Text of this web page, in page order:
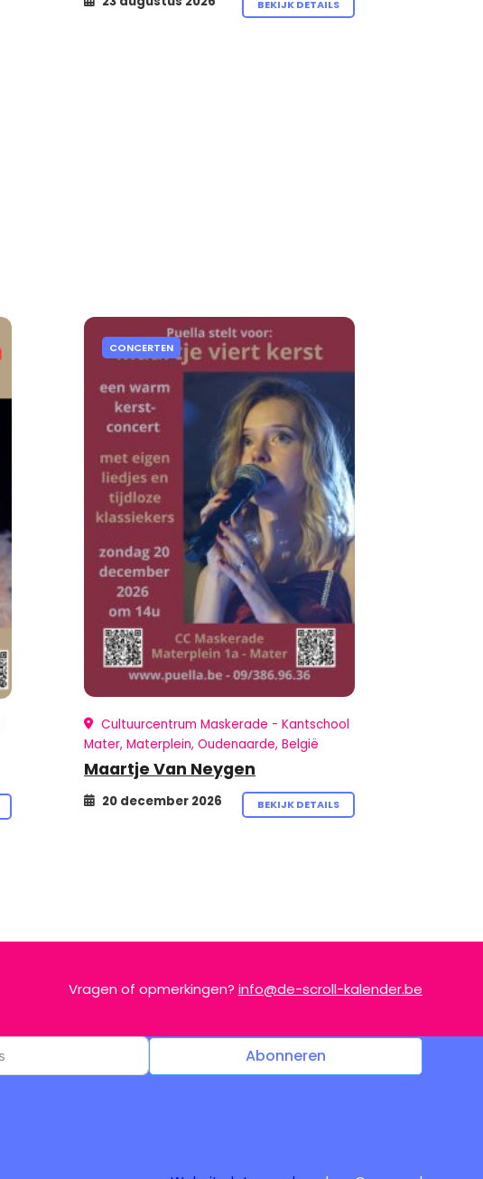
BEKIJK DETAILS
CONCERTEN
Cultuurcentrum Maskerade - Kantschool
Mater, Materplein, Oudenaarde, België
Maartje Van Neygen
20 december 2026 BEKIJK DETAILS
Vragen of opmerkingen? info@de-scroll-kalender.be
Abonneren